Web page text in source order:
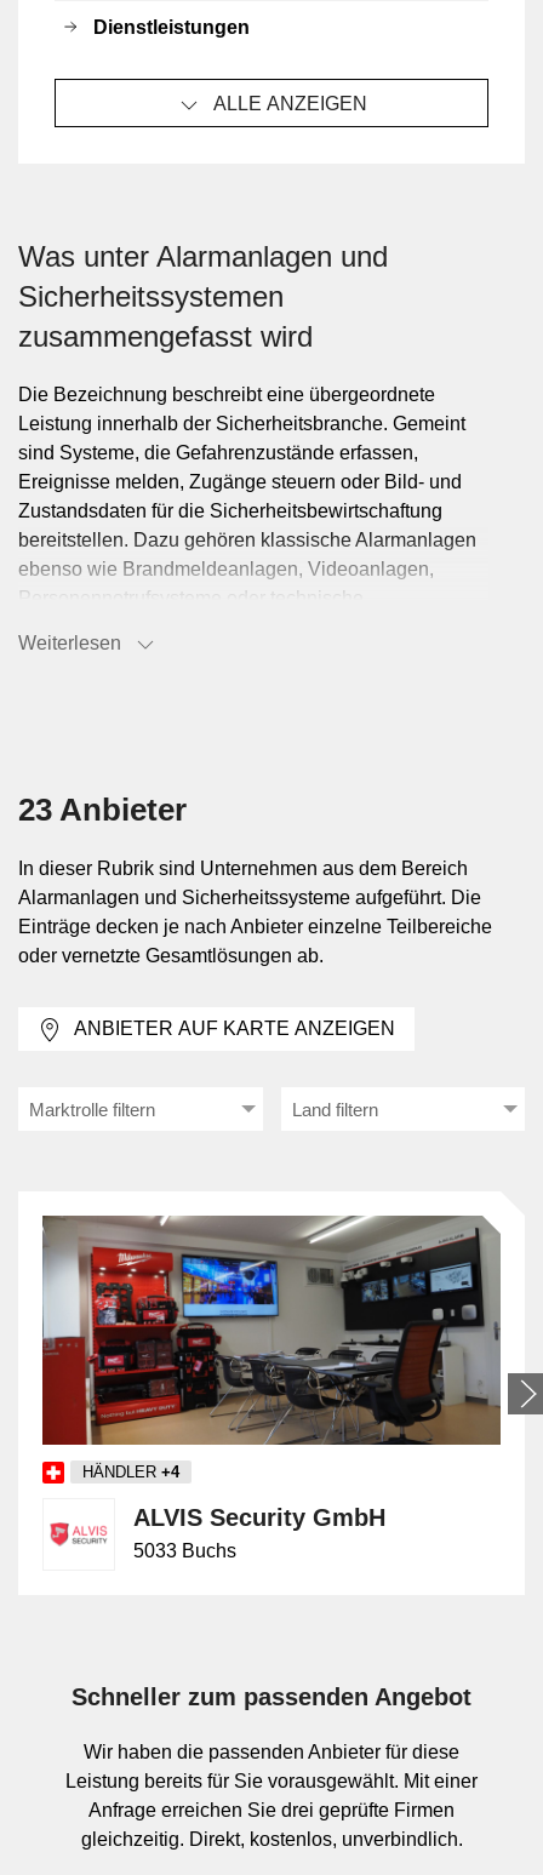
Dienstleistungen
ALLE ANZEIGEN
Was unter Alarmanlagen und
Sicherheitssystemen
zusammengefasst wird
Die Bezeichnung beschreibt eine übergeordnete
Leistung innerhalb der Sicherheitsbranche. Gemeint
sind Systeme, die Gefahrenzustände erfassen,
Ereignisse melden, Zugänge steuern oder Bild- und
Zustandsdaten für die Sicherheitsbewirtschaftung
bereitstellen. Dazu gehören klassische Alarmanlagen
ebenso wie Brandmeldeanlagen, Videoanlagen,
Personennotrufsysteme oder technische
arbeiten diese Systeme einzeln oder als vernetzte
betriebliche Anforderungen
Eingesetzt werden solche Systeme in Wohn- und
Geschäftsliegenschaften, Verkaufsflächen, Industrie-
und Logistikbetrieben, öffentlichen Gebäuden sowie in
Anlagen mit erhöhtem Schutz- oder
Betriebszeiten, Besucherfrequenz,
Gebäudetechnik. In manchen Umgebungen steht die
Ereignissen.
Teilbereiche von der Alarmmeldung
bis zur Zugangssteuerung
Unter dieser Sammelbezeichnung fallen mehrere
spezialisierte Unterleistungen. Alarmanlagen und
Alarmsysteme dienen der Erkennung unberechtigter
Zugriffe oder anderer Störungen. Brandmeldeanlagen
erfassen Brandereignisse und lösen definierte
Meldungen oder Steuerungen aus. Videoanlagen und
Personennotruflösungen auf die Absicherung
Dienstleistungen können Planung, Wartung,
Störungsbehebung oder die Anbindung an weitere
Sicherheitssysteme umfassen.
Weiterlesen
23 Anbieter
In dieser Rubrik sind Unternehmen aus dem Bereich
Alarmanlagen und Sicherheitssysteme aufgeführt. Die
Einträge decken je nach Anbieter einzelne Teilbereiche
oder vernetzte Gesamtlösungen ab.
ANBIETER AUF KARTE ANZEIGEN
Marktrolle filtern Land filtern
HÄNDLER +4
ALVIS Security GmbH
5033 Buchs
Schneller zum passenden Angebot
Wir haben die passenden Anbieter für diese
Leistung bereits für Sie vorausgewählt. Mit einer
Anfrage erreichen Sie drei geprüfte Firmen
gleichzeitig. Direkt, kostenlos, unverbindlich.